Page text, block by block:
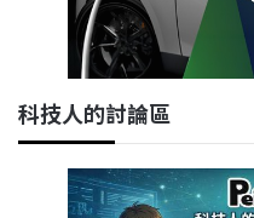
科技人的討論區